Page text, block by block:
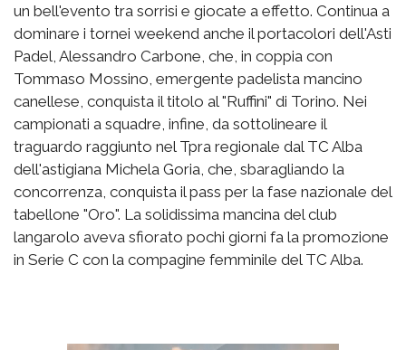
un bell'evento tra sorrisi e giocate a effetto. Continua a
dominare i tornei weekend anche il portacolori dell'Asti
Padel, Alessandro Carbone, che, in coppia con
Tommaso Mossino, emergente padelista mancino
canellese, conquista il titolo al "Ruffini" di Torino. Nei
campionati a squadre, infine, da sottolineare il
traguardo raggiunto nel Tpra regionale dal TC Alba
dell'astigiana Michela Goria, che, sbaragliando la
concorrenza, conquista il pass per la fase nazionale del
tabellone "Oro". La solidissima mancina del club
langarolo aveva sfiorato pochi giorni fa la promozione
in Serie C con la compagine femminile del TC Alba.